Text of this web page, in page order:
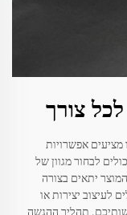
צורך
מציעים אפשרויות
לבחור מגוון של
יתאים בצורה
לעיצוב יצירות או
תהליך ההגשה